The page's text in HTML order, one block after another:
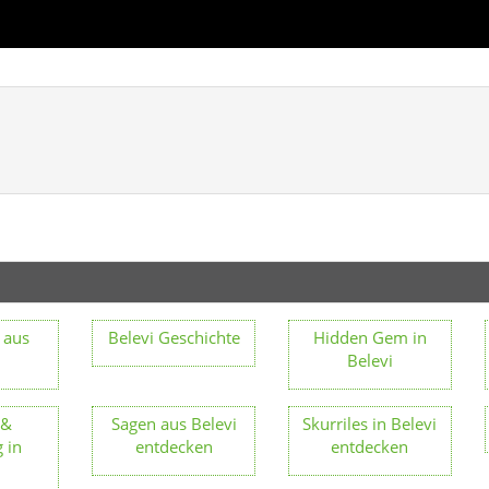
Belevi Geschichte
Hidden Gem in
Belevi
in
Sagen aus Belevi
entdecken
Skurriles in Belevi
entdecken